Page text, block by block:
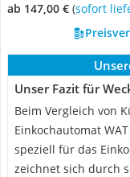
ab 147,00 € ( Sofort
Unser Fazit für
Beim Vergleich von
Einkochautomat
speziell für das
zeichnet sich durch